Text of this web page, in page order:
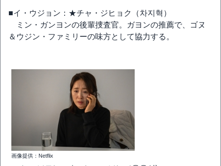
■イ・ウジョン：★チャ・ジヒョク（차지혁）
ミン・ガンヨンの後輩捜査官。ガヨンの推薦で、ゴヌ
＆ウジン・ファミリーの味方として協力する。
画像提供：Netflix